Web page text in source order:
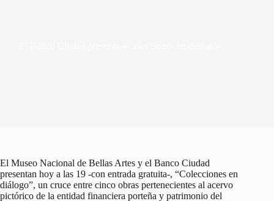
El Museo Nacional de Bellas Artes y el Banco Ciudad
presentan hoy a las 19 -con entrada gratuita-, “Colecciones en
diálogo”, un cruce entre cinco obras pertenecientes al acervo
pictórico de la entidad financiera porteña y patrimonio del